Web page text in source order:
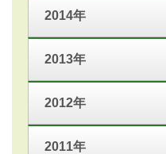
2014年
2013年
2012年
2011年